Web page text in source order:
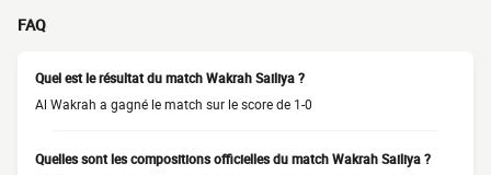
FAQ
Quel est le résultat du match Wakrah Sailiya ?
Al Wakrah a gagné le match sur le score de 1-0
Quelles sont les compositions officielles du match Wakrah Sailiya ?